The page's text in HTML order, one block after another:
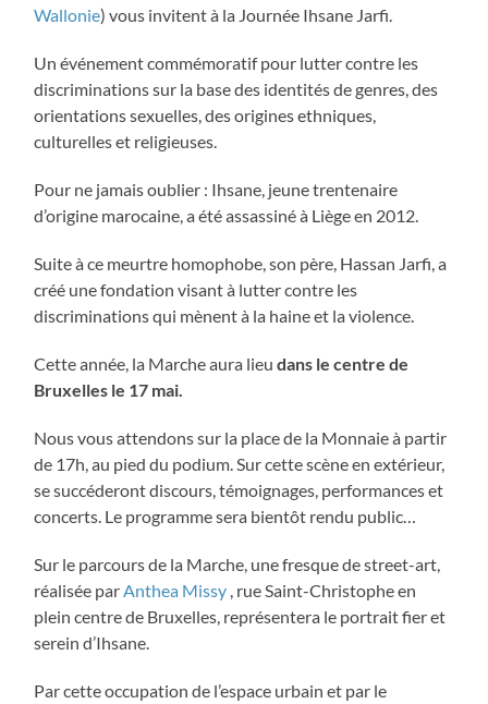
Wallonie) vous invitent à la Journée Ihsane Jarfi.
Un événement commémoratif pour lutter contre les
discriminations sur la base des identités de genres, des
orientations sexuelles, des origines ethniques,
culturelles et religieuses.
Pour ne jamais oublier : Ihsane, jeune trentenaire
d’origine marocaine, a été assassiné à Liège en 2012.
Suite à ce meurtre homophobe, son père, Hassan Jarfi, a
créé une fondation visant à lutter contre les
discriminations qui mènent à la haine et la violence.
Cette année, la Marche aura lieu dans le centre de
Bruxelles le 17 mai.
Nous vous attendons sur la place de la Monnaie à partir
de 17h, au pied du podium. Sur cette scène en extérieur,
se succéderont discours, témoignages, performances et
concerts. Le programme sera bientôt rendu public…
Sur le parcours de la Marche, une fresque de street-art,
réalisée par Anthea Missy , rue Saint-Christophe en
plein centre de Bruxelles, représentera le portrait fier et
serein d’Ihsane.
Par cette occupation de l’espace urbain et par le